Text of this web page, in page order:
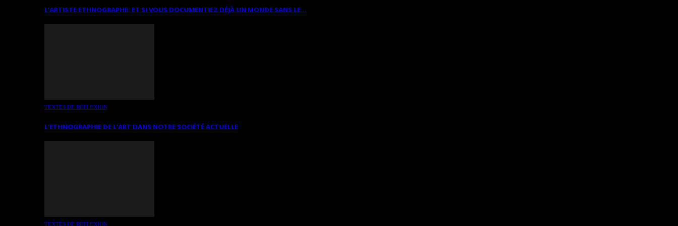
L’ARTISTE ETHNOGRAPHE: ET SI VOUS DOCUMENTIEZ DÉJÀ UN MONDE SANS LE…
TEXTES DE RÉFLEXION
L’ETHNOGRAPHIE DE L’ART DANS NOTRE SOCIÉTÉ ACTUELLE
TEXTES DE RÉFLEXION